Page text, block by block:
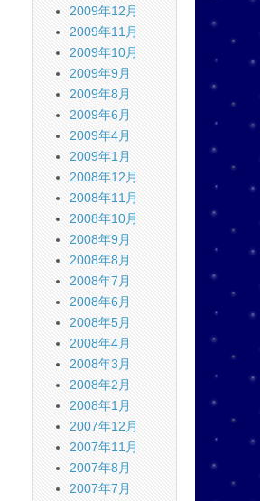
2009年12月
2009年11月
2009年10月
2009年9月
2009年8月
2009年6月
2009年4月
2009年1月
2008年12月
2008年11月
2008年10月
2008年9月
2008年8月
2008年7月
2008年6月
2008年5月
2008年4月
2008年3月
2008年2月
2008年1月
2007年12月
2007年11月
2007年8月
2007年7月